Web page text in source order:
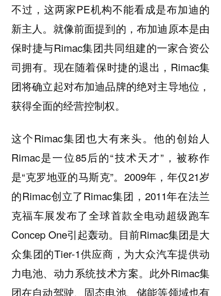
不过，这两家PE机构不能看成是布加迪的
新主人。就像前面提到的，布加迪原本是由
保时捷与Rimac集团共同组建的一家合资公
司拥有。现在随着保时捷的退出，Rimac集
团将确立起对布加迪品牌的绝对主导地位，
获得全面的经营控制权。
这个Rimac集团也大有来头。他的创始人
Rimac是一位85后的“技术天才”，被称作
是“克罗地亚的马斯克”。2009年，年仅21岁
的Rimac创立了Rimac集团，2011年在法兰
克福车展发布了全球首款全电动超级跑车
Concep One引起轰动。目前Rimac集团是大
众集团的Tier-1供应商，为大众汽车提供动
力电池、动力系统技术方案。此外Rimac集
团在自动驾驶、固态电池、储能等领域也有